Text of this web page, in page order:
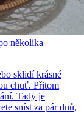
několika
sklidí krásné
chuť. Přitom
Tady je
sníst za pár dnů,